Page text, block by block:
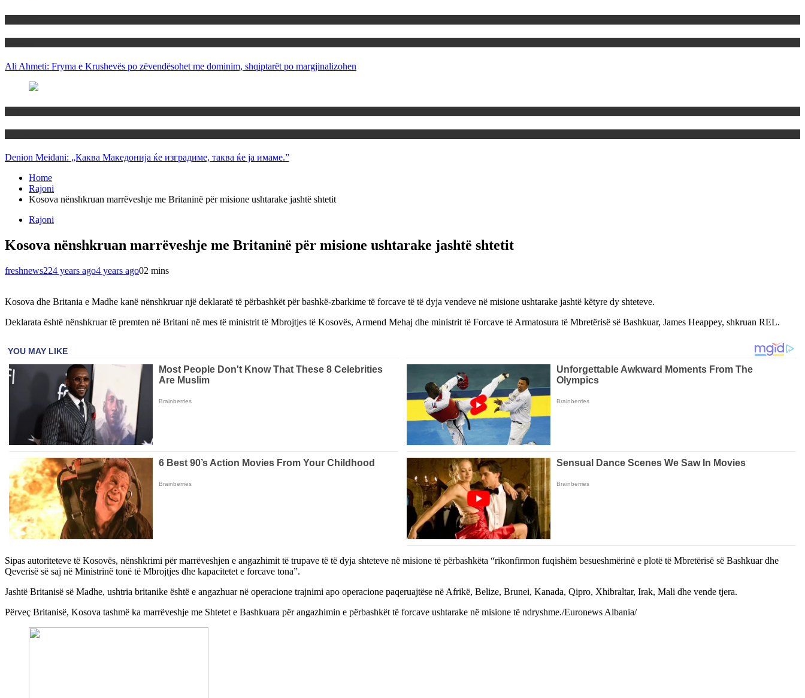
Ali Ahmeti: Fryma e Krushevës po zëvendësohet me dominim, shqiptarët po margjinalizohen
Denion Meidani: „Каква Македонија ќе изградиме, таква ќе ја имаме.”
Home
Rajoni
Kosova nënshkruan marrëveshje me Britaninë për misione ushtarake jashtë shtetit
Rajoni
Kosova nënshkruan marrëveshje me Britaninë për misione ushtarake jashtë shtetit
freshnews224 years ago4 years ago02 mins
Kosova dhe Britania e Madhe kanë nënshkruar një deklaratë të përbashkët për bashkë-zbarkime të forcave të të dyja vendeve në misione ushtarake jashtë këtyre dy shteteve.
Deklarata është nënshkruar të premten në Britani në mes të ministrit të Mbrojtjes të Kosovës, Armend Mehaj dhe ministrit të Forcave të Armatosura të Mbretërisë së Bashkuar, James Heappey, shkruan REL.
Sipas autoriteteve të Kosovës, nënshkrimi për marrëveshjen e angazhimit të trupave të të dyja shteteve në misione të përbashkëta “rikonfirmon fuqishëm besueshmërinë e plotë të Mbretërisë së Bashkuar dhe
Qeverisë së saj në Ministrinë tonë të Mbrojtjes dhe kapacitetet e forcave tona”.
Jashtë Britanisë së Madhe, ushtria britanike është e angazhuar në operacione trajnimi apo operacione paqeruajtëse në Afrikë, Belize, Brunei, Kanada, Qipro, Xhibraltar, Irak, Mali dhe vende tjera.
Përveç Britanisë, Kosova tashmë ka marrëveshje me Shtetet e Bashkuara për angazhimin e përbashkët të forcave ushtarake në misione të ndryshme./Euronews Albania/